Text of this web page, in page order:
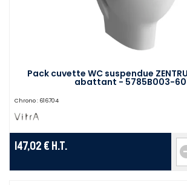
Pack cuvette WC suspendue
abattant - 5785B003-
Chrono : 616704
147,02 € H.T.